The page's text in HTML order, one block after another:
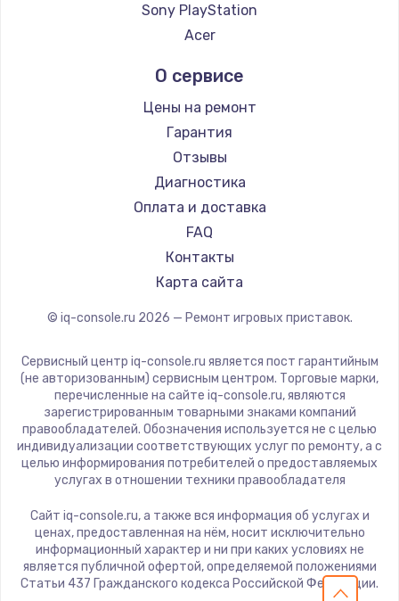
1100 руб.
Заказать
Замена платы сенсора
900 руб.
Заказать
Замена регулятора режимов конфорки
900 руб.
Заказать
Замена сенсорного датчика
1300 руб.
Замена сигнальной лампы
1200 руб.
Заказать
Замена системной платы
Заказать
Замена температурного датчика
Sony PlayStation
Acer
О сервисе
Цены на ремонт
Гарантия
Отзывы
Диагностика
Оплата и доставка
FAQ
Контакты
Карта сайта
© iq-console.ru 2026 — Ремонт игровых приставок.
Сервисный центр iq-console.ru является пост гарантийным
(не авторизованным) сервисным центром. Торговые марки,
перечисленные на сайте iq-console.ru, являются
зарегистрированным товарными знаками компаний
правообладателей. Обозначения используется не с целью
индивидуализации соответствующих услуг по ремонту, а с
целью информирования потребителей о предоставляемых
услугах в отношении техники правообладателя
Сайт iq-console.ru, а также вся информация об услугах и
ценах, предоставленная на нём, носит исключительно
информационный характер и ни при каких условиях не
является публичной офертой, определяемой положениями
Статьи 437 Гражданского кодекса Российской Федерации.